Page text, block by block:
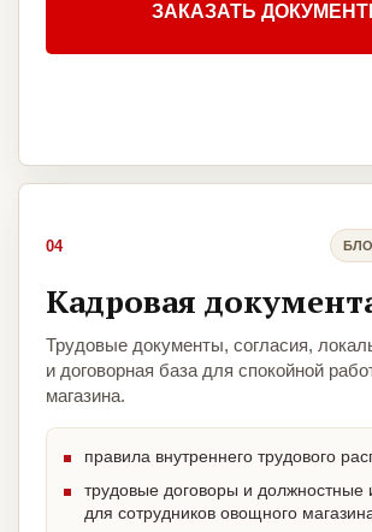
ЗАКАЗАТЬ
04
Кадровая
Трудовые документы, согласия,
и договорная база для спокойной
магазина.
правила внутреннего трудового
трудовые договоры и должностные
для сотрудников овощного